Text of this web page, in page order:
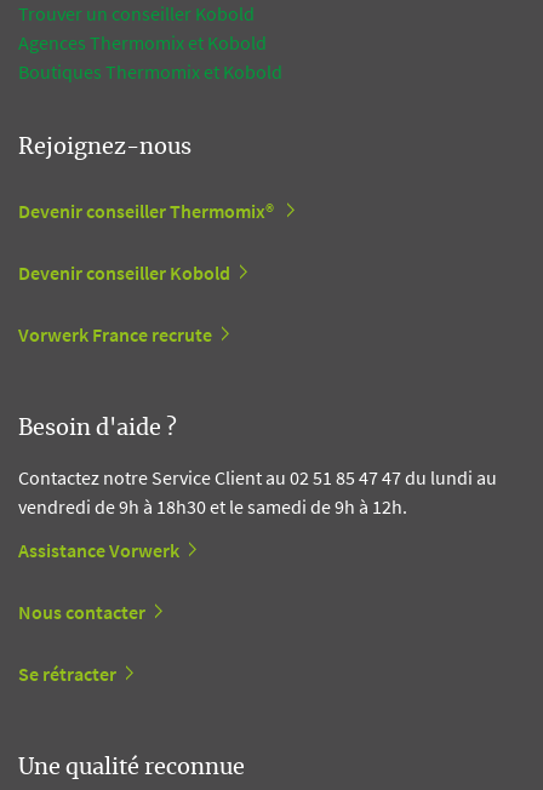
Trouver un conseiller Kobold
Agences Thermomix et Kobold
Boutiques Thermomix et Kobold
Rejoignez-nous
Devenir conseiller Thermomix®
Devenir conseiller Kobold
Vorwerk France recrute
Besoin d'aide ?
Contactez notre Service Client au 02 51 85 47 47 du lundi au
vendredi de 9h à 18h30 et le samedi de 9h à 12h.
Assistance Vorwerk
Nous contacter
Se rétracter
Une qualité reconnue